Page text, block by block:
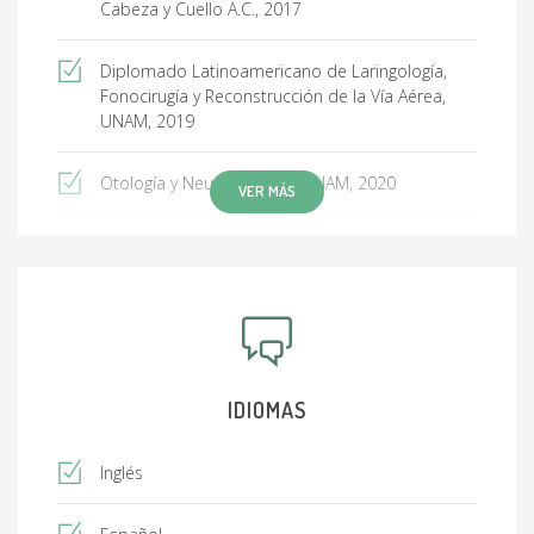
Cabeza y Cuello A.C., 2017
Diplomado Latinoamericano de Laringología,
Fonocirugía y Reconstrucción de la Vía Aérea,
UNAM, 2019
Otología y Neurootología, UNAM, 2020
Dr. Cristian Cordero, Ecuador (sep 2025)
Global Masters in Rhinoplasty, Río de Janeiro,
Preservation Rhinoplasty The Course, Miami, EE.
VER MÁS
IDIOMAS
Inglés